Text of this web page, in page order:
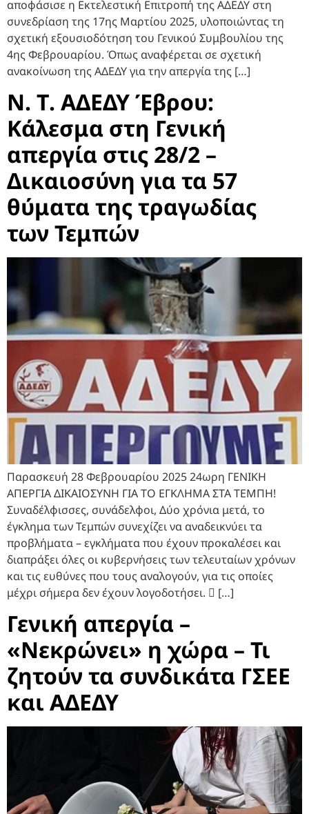
αποφάσισε η Εκτελεστική Επιτροπή της ΑΔΕΔΥ στη
συνεδρίαση της 17ης Μαρτίου 2025, υλοποιώντας τη
σχετική εξουσιοδότηση του Γενικού Συμβουλίου της
4ης Φεβρουαρίου. Όπως αναφέρεται σε σχετική
ανακοίνωση της ΑΔΕΔΥ για την απεργία της […]
Ν. Τ. ΑΔΕΔΥ Έβρου:
Κάλεσμα στη Γενική
απεργία στις 28/2 –
Δικαιοσύνη για τα 57
θύματα της τραγωδίας
των Τεμπών
Παρασκευή 28 Φεβρουαρίου 2025 24ωρη ΓΕΝΙΚΗ
ΑΠΕΡΓΙΑ ΔΙΚΑΙΟΣΥΝΗ ΓΙΑ ΤΟ ΕΓΚΛΗΜΑ ΣΤΑ ΤΕΜΠΗ!
Συναδέλφισσες, συνάδελφοι, Δύο χρόνια μετά, το
έγκλημα των Τεμπών συνεχίζει να αναδεικνύει τα
προβλήματα – εγκλήματα που έχουν προκαλέσει και
διαπράξει όλες οι κυβερνήσεις των τελευταίων χρόνων
και τις ευθύνες που τους αναλογούν, για τις οποίες
μέχρι σήμερα δεν έχουν λογοδοτήσει.  […]
Γενική απεργία –
«Νεκρώνει» η χώρα – Τι
ζητούν τα συνδικάτα ΓΣΕΕ
και ΑΔΕΔΥ